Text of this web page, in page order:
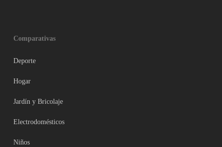
Comparativas
Deporte
Hogar
Jardín y Bricolaje
Electrodomésticos
Niños